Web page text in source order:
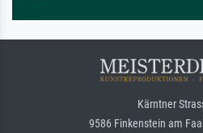
Kärntner
9586 Finkenstein am